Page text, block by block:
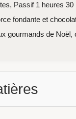
Passif 1 heures
fondante et
gourmands de Noël,